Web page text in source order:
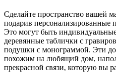
Сделайте пространство вашей
подарив персонализированные
Это могут быть
деревянные таблички с
подушки с монограммой. Эти
похожим на любящий дом,
прекрасной связи, которую вы